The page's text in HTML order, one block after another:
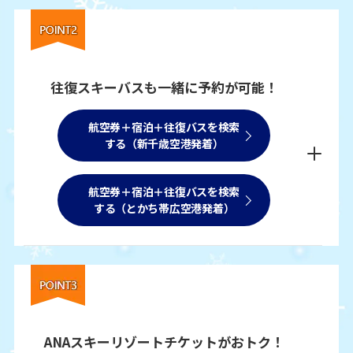
往復スキーバスも一緒に予約が可能！
航空券＋宿泊＋往復バスを検索
する（新千歳空港発着）
航空券＋宿泊＋往復バスを検索
する（とかち帯広空港発着）
ANAスキーリゾートチケットがおトク！